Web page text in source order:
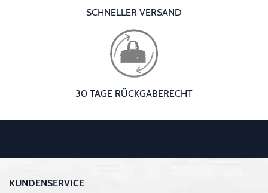
SCHNELLER VERSAND
30 TAGE RÜCKGABERECHT
KUNDENSERVICE